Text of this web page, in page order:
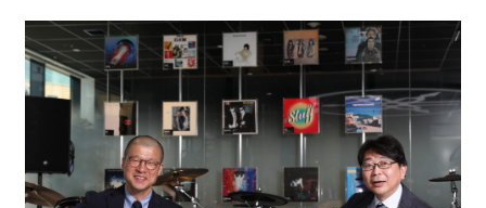
読売出版広告賞
読売・日テレ アドバタイザー・オブ・ザ・イヤー
NEWSLETTER
ニュースレター
English